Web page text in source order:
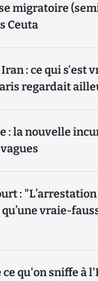
migratoire
Ceuta
: ce qui s'est
regardait
: la nouvelle
: "L’arrestation
vraie-
ce qu'on sniffe à